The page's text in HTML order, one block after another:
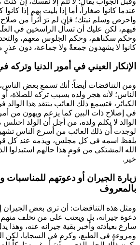
عندما كانوا صغاراً، أما إذا بليت بهم إذا
واحرص وسلم نيتك؛ فإن لم ترَ أثراً من صلاحٍ
فيهم، لكن عليك أن تسأل الراسخين في
وحكم سكناهم، وحكم الجلوس معهم،
كانوا لا يشهدون جمعةً ولا جماعة، دون
الإنكار العيني في أمور الدنيا وتركه
ومن التناقضات أيضاً: أنك تسمع بعض
الناس؛ لأنه هجر ولده بسبب تركه للصلاة،
الكبائر، فتسمع ذلك العائب ينتقد هذا
في إصلاح ذات البين كما يزعم ويهون من
الوالد لا يكلم ولده، من أجل أن الولد اختلس
لوجدت أن ذلك العائب من أسرع الناس
يلفظ اسمه في كل مجلس، ويذمه عند كل
الله المشتكي من قومٍ هذا حالهم استبدلوا
خير.
زيارة الجيران أو دعوتهم للمناسبات
بالمعروف
ومثل هذه التناقضات: أن ترى بعض الجيران
دعوة جيرانه، بل ويعتب على من تخلف
سارع بعيادته وأخبر بقية جيرانه عنه، وهذا
ومروءةٍ في الطبع، وكرمٍ في السجايا، لكن